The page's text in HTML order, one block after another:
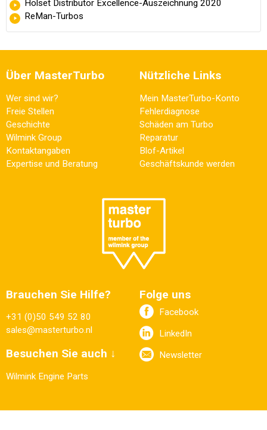
Holset Distributor Excellence-Auszeichnung 2020
ReMan-Turbos
Über MasterTurbo
Wer sind wir?
Freie Stellen
Geschichte
Wilmink Group
Kontaktangaben
Expertise und Beratung
Nützliche Links
Mein MasterTurbo-Konto
Fehlerdiagnose
Schäden am Turbo
Reparatur
Blof-Artikel
Geschäftskunde werden
Brauchen Sie Hilfe?
+31 (0)50 549 52 80
sales@masterturbo.nl
Besuchen Sie auch ↓
Wilmink Engine Parts
Folge uns
Facebook
LinkedIn
Newsletter